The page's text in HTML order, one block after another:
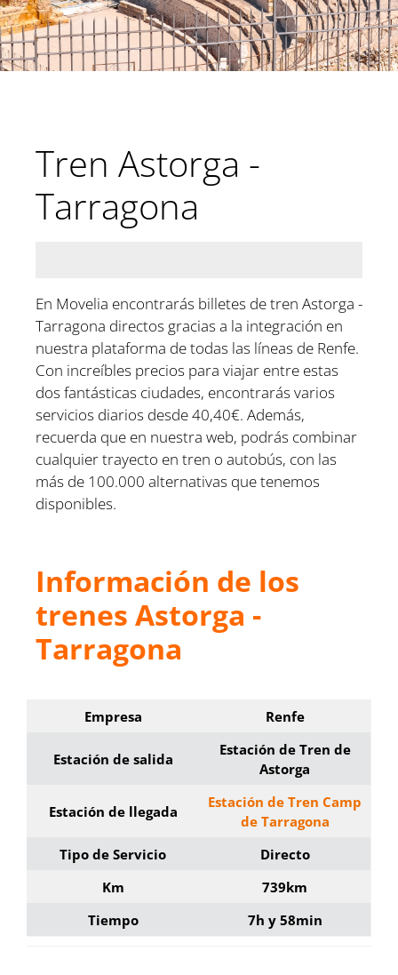
Tren Astorga -
Tarragona
En Movelia encontrarás billetes de tren Astorga -
Tarragona directos gracias a la integración en
nuestra plataforma de todas las líneas de Renfe.
Con increíbles precios para viajar entre estas
dos fantásticas ciudades, encontrarás varios
servicios diarios desde 40,40€. Además,
recuerda que en nuestra web, podrás combinar
cualquier trayecto en tren o autobús, con las
más de 100.000 alternativas que tenemos
disponibles.
Información de los
trenes Astorga -
Tarragona
Empresa Renfe
Estación de salida
Estación de Tren de
Astorga
Estación de llegada
Estación de Tren Camp
de Tarragona
Tipo de Servicio
Directo
Km
739km
Tiempo
7h y 58min